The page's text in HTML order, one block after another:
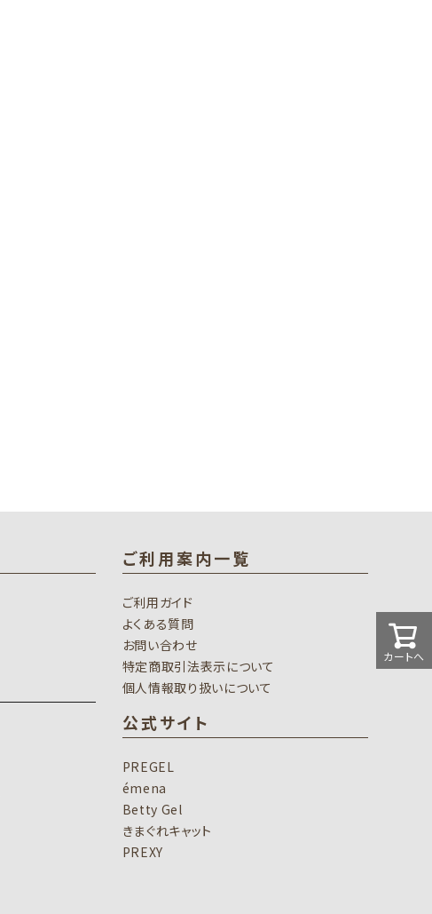
カートへ
ご利用案内一覧
ご利用ガイド
よくある質問
お問い合わせ
特定商取引法表示について
個人情報取り扱いについて
公式サイト
PREGEL
émena
Betty Gel
きまぐれキャット
PREXY